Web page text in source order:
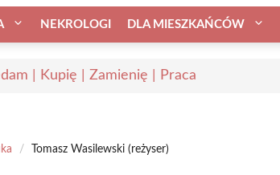
NEKROLOGI DLA MIESZKAŃCÓW
| Kupię | Zamienię | Praca
/ Tomasz Wasilewski (reżyser)